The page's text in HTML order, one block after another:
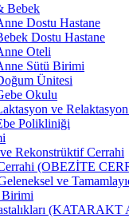
Bebek
Dostu Hastane
Dostu Hastane
Oteli
Sütü Birimi
Ünitesi
Okulu
ve
Polikliniği
Rekonstrüktif Cerrahi
(OBEZİTE
ve